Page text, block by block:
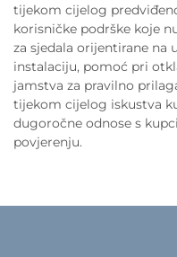
tijekom cijelog
korisničke podrške koje
za sjedala orijentirane na
instalaciju, pomoć pri
jamstva za pravilno
tijekom cijelog iskustva
dugoročne odnose s
povjerenju.